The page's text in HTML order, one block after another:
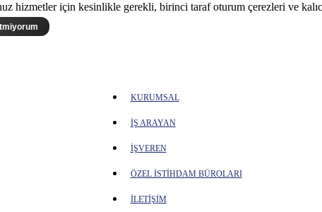
hizmetler için kesinlikle gerekli, birinci taraf oturum çerezleri ve
KURUMSAL
İŞ ARAYAN
İŞVEREN
ÖZEL İSTİHDAM BÜROLARI
İLETİŞİM